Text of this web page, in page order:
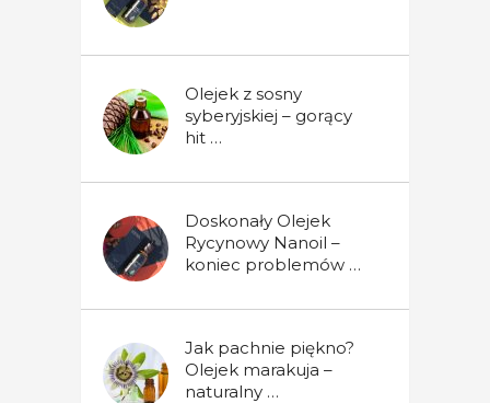
Olejek z sosny
syberyjskiej – gorący
hit …
Doskonały Olejek
Rycynowy Nanoil –
koniec problemów …
Jak pachnie piękno?
Olejek marakuja –
naturalny …